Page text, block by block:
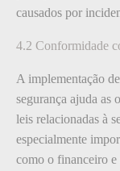
causados por
4.2 Conformidade
A implementação
segurança ajuda as
leis relacionadas à
especialmente
como o financeiro e